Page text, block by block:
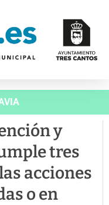
y
tres
acciones
o en